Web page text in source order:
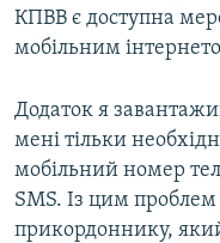
КПВВ є доступна
мобільним
Додаток я
мені тільки
мобільний номер
SMS. Із цим
прикордоннику, який